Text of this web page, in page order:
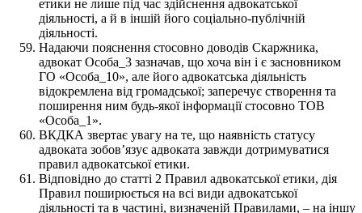
етики не лише під час здійснення адвокатської
діяльності, а й в іншій його соціально-публічній
діяльності.
Надаючи пояснення стосовно доводів Скаржника,
адвокат Особа_3 зазначав, що хоча він і є засновником
ГО «Особа_10», але його адвокатська діяльність
відокремлена від громадської; заперечує створення та
поширення ним будь-якої інформації стосовно ТОВ
«Особа_1».
ВКДКА звертає увагу на те, що наявність статусу
адвоката зобов’язує адвоката завжди дотримуватися
правил адвокатської етики.
Відповідно до статті 2 Правил адвокатської етики, дія
Правил поширюється на всі види адвокатської
діяльності та в частині, визначеній Правилами, – на іншу